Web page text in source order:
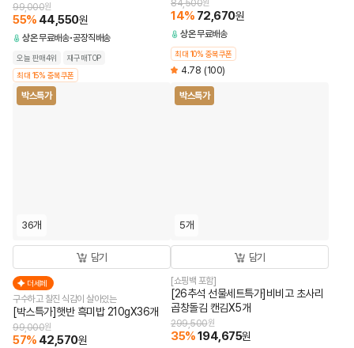
99,000원
55% 44,550원
상온무료배송 공장직배송
오늘 판매4위
재구매TOP
최대 15% 중복쿠폰
84,500원
14% 72,670원
상온무료배송
최대 10% 중복쿠폰
4.78 (100)
박스특가
36개
담기
더세페
구수하고 찰진 식감이 살아있는
[박스특가]햇반 흑미밥 210gX36개
99,000원
57% 42,570원
박스특가
5개
담기
[쇼핑백 포함]
[26추석 선물세트특가]비비고 초사리
곱창돌김 캔김X5개
299,500원
35%194,675원